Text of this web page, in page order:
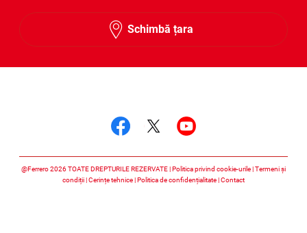
Schimbă țara
@Ferrero 2026 TOATE DREPTURILE REZERVATE Politica privind cookie-urile Termeni și
condiții Cerințe tehnice Politica de confidențialitate Contact